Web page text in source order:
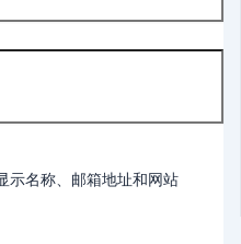
示名称、邮箱地址和网站